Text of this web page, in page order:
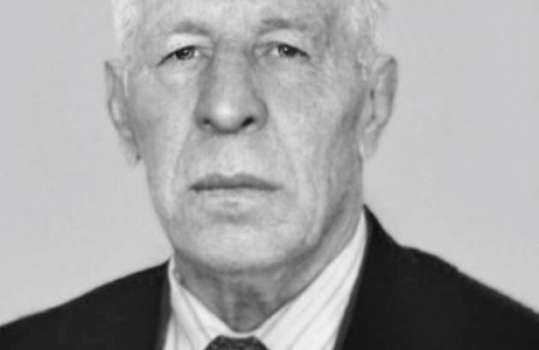
СТРУКТУРА
Президія НАН України
Апарат Президії
Секція фізико-технічних і математичних
Секція хімічних і біологічних наук
Секція суспільних і гуманітарних наук
Установи при Президії